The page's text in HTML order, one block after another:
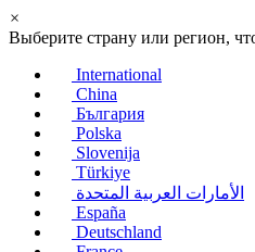
×
Выберите страну или регион,
International
China
България
Polska
Slovenija
Türkiye
الأمارات العربية المتحدة
España
Deutschland